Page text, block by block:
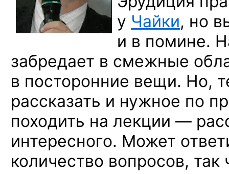
у Чайки, но
и в помине.
забредает в смежные
в посторонние вещи. Но,
рассказать и нужное по
походить на лекции —
интересного. Может
количество вопросов, так